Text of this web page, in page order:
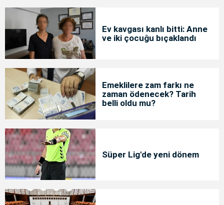
Ev kavgası kanlı bitti: Anne
ve iki çocuğu bıçaklandı
Emeklilere zam farkı ne
zaman ödenecek? Tarih
belli oldu mu?
Süper Lig'de yeni dönem